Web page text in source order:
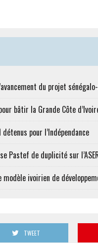
du projet
bâtir la Grande Côte
pour l’Indépendance
Pastef de duplicité sur
ivoirien de
TWEET